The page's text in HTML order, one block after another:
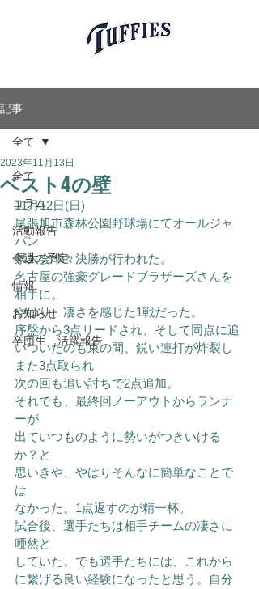
記事
全て
コラム
活動報告
今週の予定
情報
お知らせ
卒団生 活躍報告
全て
ベスト4の壁
2023年11月13日
11月12日(日)
尾張旭市森林公園野球場にてオールジャ
パン
県大会準々決勝が行われた。
名古屋の強豪グレードブラザーズさんを
相手に。
やはり、凄さを感じた1戦だった。
序盤から3点リードされ、そして同点に追
いついたのも束の間、鋭い連打が炸裂し
また3点取られ
次の回も追い討ちで2点追加。
それでも、最終回ノーアウトからランナ
ーが
出ていつものように勢いがつきいける
か？と
思いきや、やはりそんなに簡単なことで
は
なかった。1点返すのが精一杯。
試合後、選手たちは相手チームの凄さに
唖然と
していた。でも選手たちには、これから
に繋げる良い経験になったと思う。自分